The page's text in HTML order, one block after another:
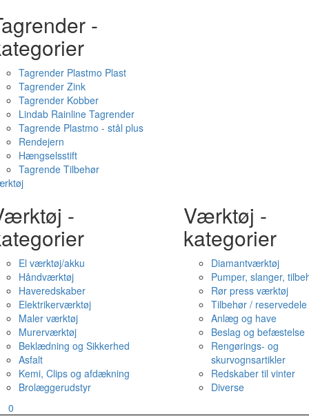
-
Tagrender Plastmo Plast
Tagrender Zink
Tagrender Kobber
Lindab Rainline Tagrender
Tagrende Plastmo - stål plus
Rendejern
Hængselsstift
Tagrende Tilbehør
-
El værktøj/akku
Håndværktøj
Haveredskaber
Elektrikerværktøj
Maler værktøj
Murerværktøj
Beklædning og Sikkerhed
Asfalt
Kemi, Clips og afdækning
Brolæggerudstyr
Værktøj -
kategorier
Diamantværktøj
Pumper, slanger,
Rør press værktøj
Tilbehør / reservedele
Anlæg og have
Beslag og befæstelse
Rengørings- og
skurvognsartikler
Redskaber til vinter
Diverse
0